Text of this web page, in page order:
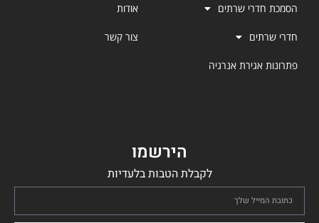
חדרי שרתים
אגירת אנרגיה
הירשמו
לקבלת הטבות בלעדיות